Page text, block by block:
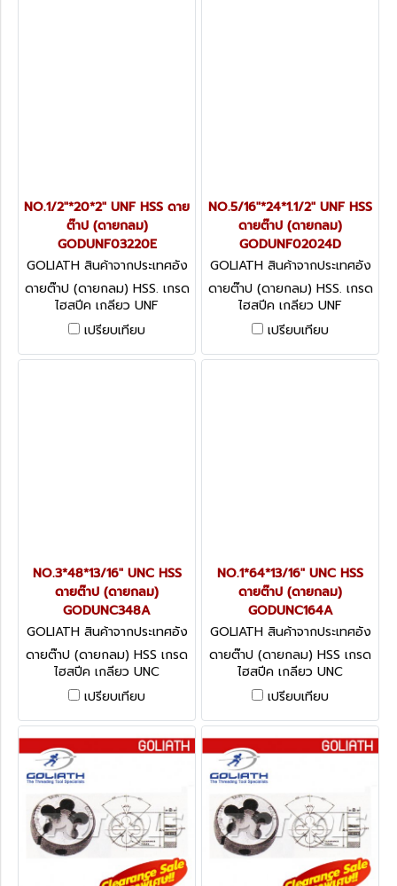
NO.1/2"*20*2" UNF HSS ดาย
ต๊าป (ดายกลม)
GODUNF03220E
GOLIATH สินค้าจากประเทศอัง
กฤษ GODUNF03220E
ดายต๊าป (ดายกลม) HSS. เกรด
ไฮสปีค เกลียว UNF
CIRCULAR SPLIT DIES - UNF
เปรียบเทียบ
NO.5/16"*24*1.1/2" UNF HSS
ดายต๊าป (ดายกลม)
GODUNF02024D
GOLIATH สินค้าจากประเทศอัง
กฤษ GODUNF02024D
ดายต๊าป (ดายกลม) HSS. เกรด
ไฮสปีค เกลียว UNF
CIRCULAR SPLIT DIES - UNF
เปรียบเทียบ
NO.3*48*13/16" UNC HSS
ดายต๊าป (ดายกลม)
GODUNC348A
GOLIATH สินค้าจากประเทศอัง
กฤษ GODUNC348A
ดายต๊าป (ดายกลม) HSS เกรด
ไฮสปีค เกลียว UNC
CIRCULAR SPLIT DIES - UNC
เปรียบเทียบ
NO.1*64*13/16" UNC HSS
ดายต๊าป (ดายกลม)
GODUNC164A
GOLIATH สินค้าจากประเทศอัง
กฤษ GODUNC164A
ดายต๊าป (ดายกลม) HSS เกรด
ไฮสปีค เกลียว UNC
CIRCULAR SPLIT DIES - UNC
เปรียบเทียบ